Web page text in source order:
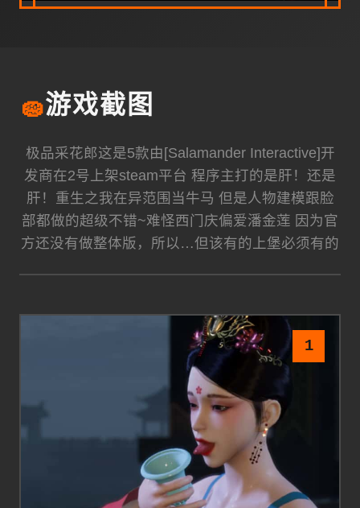
🧽游戏截图
极品采花郎这是5款由[Salamander Interactive]开
发商在2号上架steam平台 程序主打的是肝！还是
肝！重生之我在异范围当牛马 但是人物建模跟脸
部都做的超级不错~难怪西门庆偏爱潘金莲 因为官
方还没有做整体版，所以…但该有的上堡必须有的
1